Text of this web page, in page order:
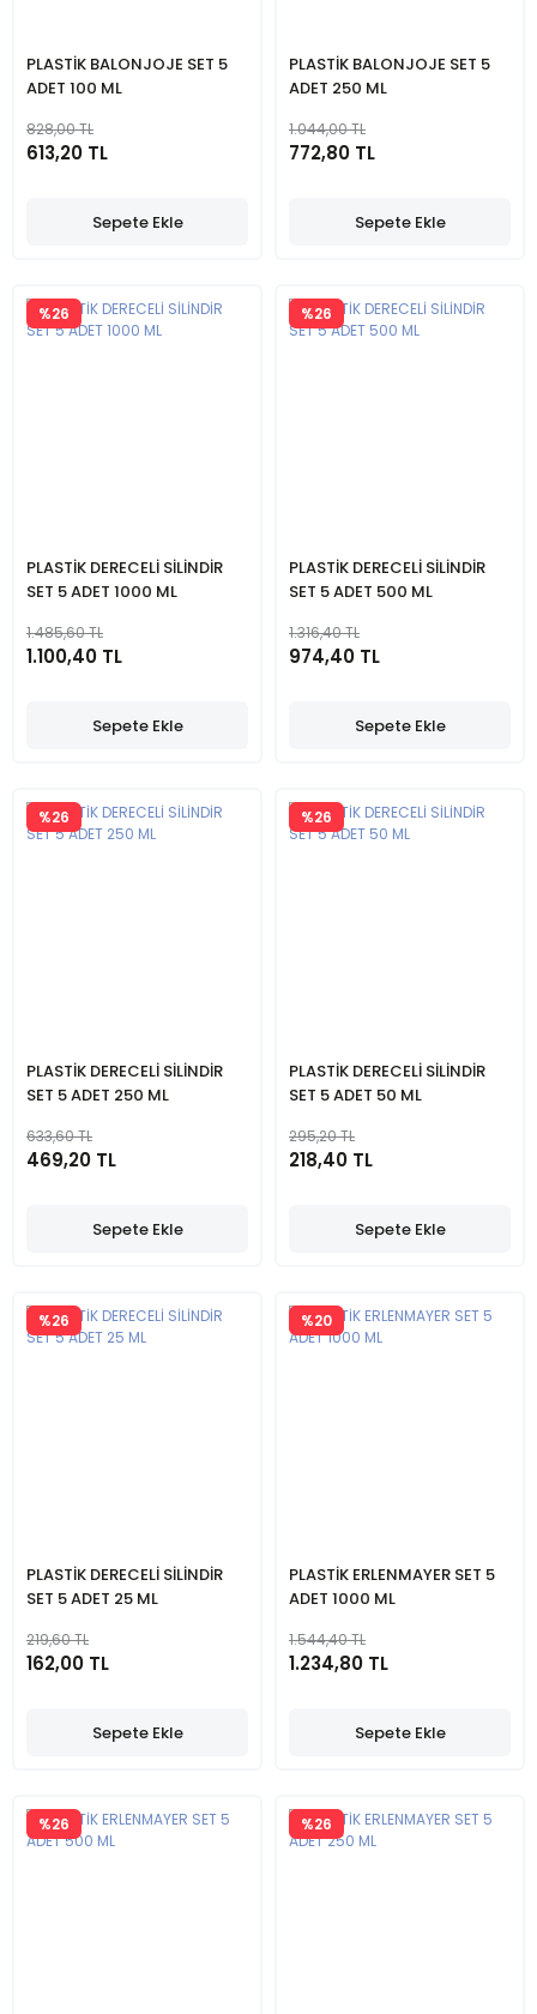
PLASTİK BALONJOJE SET 5
ADET 100 ML
828,00 TL
613,20 TL
Sepete Ekle
PLASTİK BALONJOJE SET 5
ADET 250 ML
1.044,00 TL
772,80 TL
Sepete Ekle
PLASTİK DERECELİ SİLİNDİR
SET 5 ADET 1000 ML
%26
1.485,60 TL
1.100,40 TL
Sepete Ekle
PLASTİK DERECELİ SİLİNDİR
SET 5 ADET 500 ML
%26
1.316,40 TL
974,40 TL
Sepete Ekle
PLASTİK DERECELİ SİLİNDİR
SET 5 ADET 250 ML
%26
633,60 TL
469,20 TL
Sepete Ekle
PLASTİK DERECELİ SİLİNDİR
SET 5 ADET 50 ML
%26
295,20 TL
218,40 TL
Sepete Ekle
PLASTİK DERECELİ SİLİNDİR
SET 5 ADET 25 ML
%26
219,60 TL
162,00 TL
Sepete Ekle
PLASTİK ERLENMAYER SET 5
ADET 1000 ML
%20
1.544,40 TL
1.234,80 TL
Sepete Ekle
%26 %26